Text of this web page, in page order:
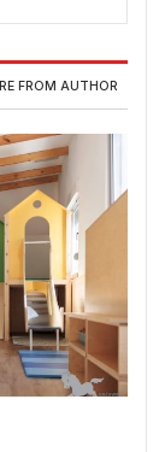
FROM AUTHOR